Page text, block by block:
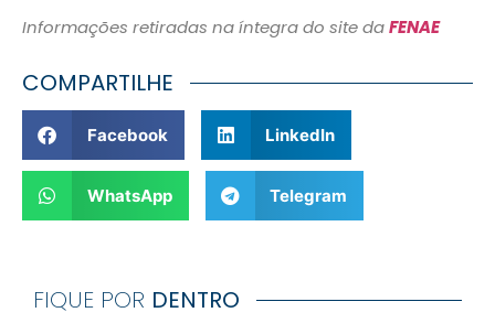
Informações retiradas na íntegra do site daFENAE
COMPARTILHE
Facebook LinkedIn
WhatsApp Telegram
FIQUE POR DENTRO